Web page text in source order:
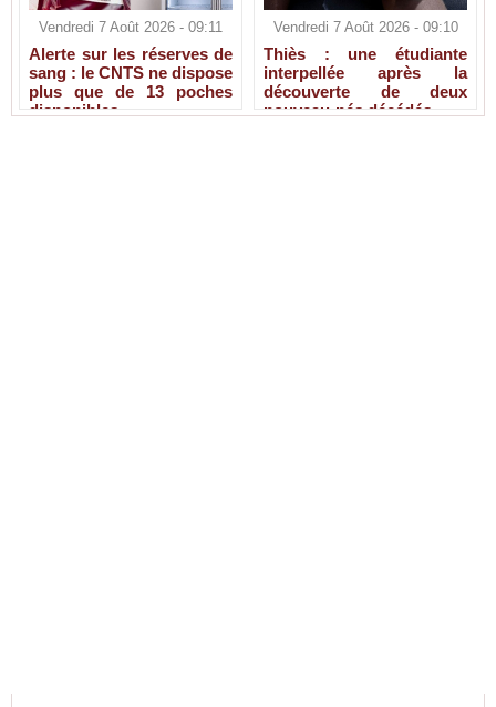
Vendredi 7 Août 2026 - 09:11
Alerte sur les réserves de
sang : le CNTS ne dispose
plus que de 13 poches
disponibles
Vendredi 7 Août 2026 - 09:10
Thiès : une étudiante
interpellée après la
découverte de deux
nouveau-nés décédés